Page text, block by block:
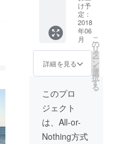
者keco
があな
たの
ポート
レート
（似顔
絵）を
フィス
の入口
に貼っ
てある
イラス
トの手
ぬぐい
をお送
りしま
す。 冊
子のリ
リース
パー
ティー
にご招
紹介、
そして
「今」
追跡取
材した
冊子に
クレ
ジット
を入れ
て1冊プ
レゼン
トしま
す！ T
シャツ
のデザ
け予
定：
2018
年06
月
詳細を見る
こ
の
リ
タ
ー
ン
を
選
択
す
る
このプロ
ジェクト
は、All-or-
Nothing方式